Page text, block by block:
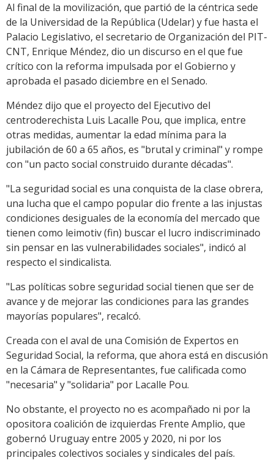
Al final de la movilización, que partió de la céntrica sede
de la Universidad de la República (Udelar) y fue hasta el
Palacio Legislativo, el secretario de Organización del PIT-
CNT, Enrique Méndez, dio un discurso en el que fue
crítico con la reforma impulsada por el Gobierno y
aprobada el pasado diciembre en el Senado.
Méndez dijo que el proyecto del Ejecutivo del
centroderechista Luis Lacalle Pou, que implica, entre
otras medidas, aumentar la edad mínima para la
jubilación de 60 a 65 años, es "brutal y criminal" y rompe
con "un pacto social construido durante décadas".
"La seguridad social es una conquista de la clase obrera,
una lucha que el campo popular dio frente a las injustas
condiciones desiguales de la economía del mercado que
tienen como leimotiv (fin) buscar el lucro indiscriminado
sin pensar en las vulnerabilidades sociales", indicó al
respecto el sindicalista.
"Las políticas sobre seguridad social tienen que ser de
avance y de mejorar las condiciones para las grandes
mayorías populares", recalcó.
Creada con el aval de una Comisión de Expertos en
Seguridad Social, la reforma, que ahora está en discusión
en la Cámara de Representantes, fue calificada como
"necesaria" y "solidaria" por Lacalle Pou.
No obstante, el proyecto no es acompañado ni por la
opositora coalición de izquierdas Frente Amplio, que
gobernó Uruguay entre 2005 y 2020, ni por los
principales colectivos sociales y sindicales del país.